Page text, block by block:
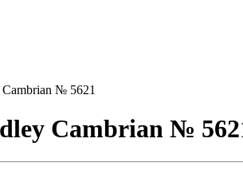
№ 5621
Cambrian №